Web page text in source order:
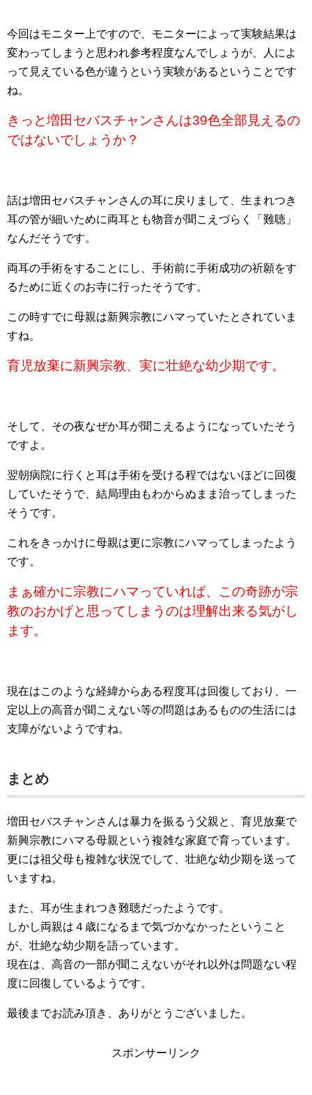
今回はモニター上ですので、モニターによって実験結果は
変わってしまうと思われ参考程度なんでしょうが、人によ
って見えている色が違うという実験があるということです
ね。
きっと増田セバスチャンさんは39色全部見えるの
ではないでしょうか？
話は増田セバスチャンさんの耳に戻りまして、生まれつき
耳の管が細いために両耳とも物音が聞こえづらく「難聴」
なんだそうです。
両耳の手術をすることにし、手術前に手術成功の祈願をす
るために近くのお寺に行ったそうです。
この時すでに母親は新興宗教にハマっていたとされていま
すね。
育児放棄に新興宗教、実に壮絶な幼少期です。
そして、その夜なぜか耳が聞こえるようになっていたそう
ですよ。
翌朝病院に行くと耳は手術を受ける程ではないほどに回復
していたそうで、結局理由もわからぬまま治ってしまった
そうです。
これをきっかけに母親は更に宗教にハマってしまったよう
です。
まぁ確かに宗教にハマっていれば、この奇跡が宗
教のおかげと思ってしまうのは理解出来る気がし
ます。
現在はこのような経緯からある程度耳は回復しており、一
定以上の高音が聞こえない等の問題はあるものの生活には
支障がないようですね。
まとめ
増田セバスチャンさんは暴力を振るう父親と、育児放棄で
新興宗教にハマる母親という複雑な家庭で育っています。
更には祖父母も複雑な状況でして、壮絶な幼少期を送って
いますね。
また、耳が生まれつき難聴だったようです。
しかし両親は４歳になるまで気づかなかったということ
が、壮絶な幼少期を語っています。
現在は、高音の一部が聞こえないがそれ以外は問題ない程
度に回復しているようです。
最後までお読み頂き、ありがとうございました。
スポンサーリンク